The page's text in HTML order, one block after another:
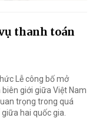
thanh toán
Lễ công bố mở
giới giữa Việt Nam
trọng trong quá
hai quốc gia.